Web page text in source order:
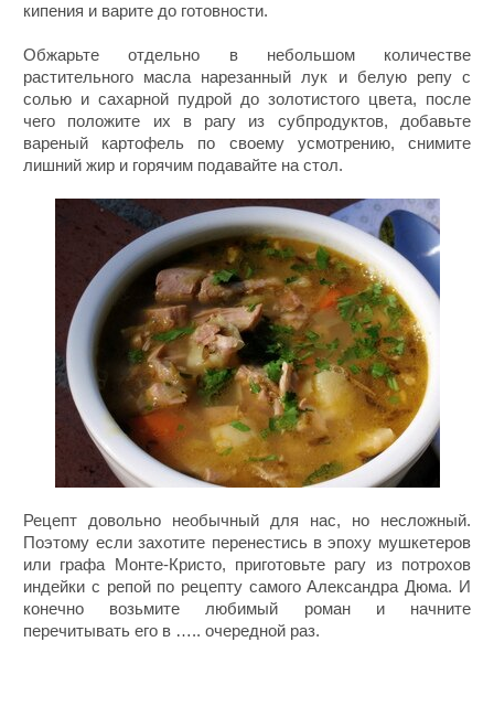
кипения и варите до готовности.
Обжарьте отдельно в небольшом количестве
растительного масла нарезанный лук и белую репу с
солью и сахарной пудрой до золотистого цвета, после
чего положите их в рагу из субпродуктов, добавьте
вареный картофель по своему усмотрению, снимите
лишний жир и горячим подавайте на стол.
Рецепт довольно необычный для нас, но несложный.
Поэтому если захотите перенестись в эпоху мушкетеров
или графа Монте-Кристо, приготовьте рагу из потрохов
индейки с репой по рецепту самого Александра Дюма. И
конечно возьмите любимый роман и начните
перечитывать его в ….. очередной раз.